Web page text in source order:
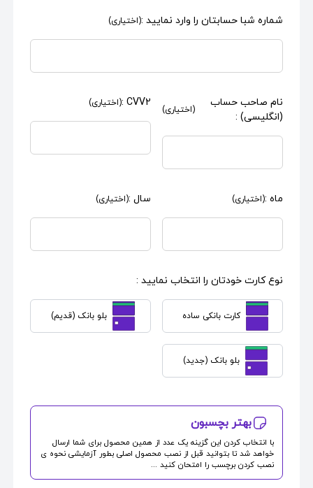
شماره شبا حسابتان را وارد نمایید :(اختیاری)
نام صاحب حساب
(انگلیسی) :
(اختیاری)
CVV2 : (اختیاری)
ماه :(اختیاری) سال :(اختیاری)
نوع کارت خودتان را انتخاب نمایید :
کارت بانکی ساده بلو بانک (قدیم)
بلو بانک (جدید)
بهتر بچسبون
با انتخاب کردن این گزینه یک عدد از همین محصول برای شما ارسال
خواهد شد تا بتوانید قبل از نصب محصول اصلی بطور آزمایشی نحوه ی
نصب کردن برچسب را امتحان کنید ...